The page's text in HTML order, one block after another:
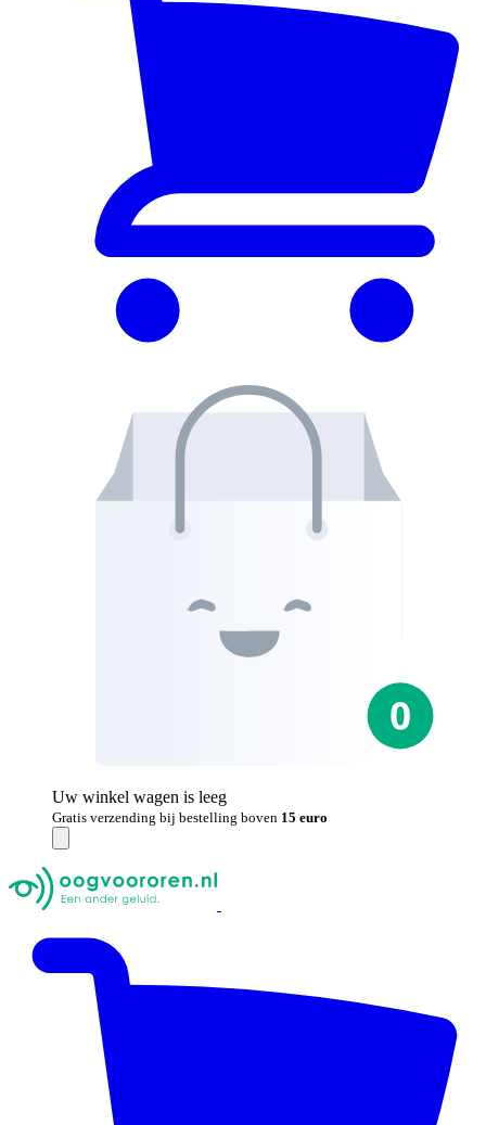
Uw winkel wagen is leeg
Gratis verzending bij bestelling boven 15 euro